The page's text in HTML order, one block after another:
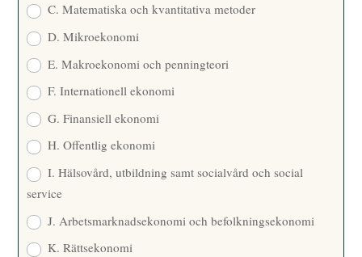
C. Matematiska och kvantitativa metoder
D. Mikroekonomi
E. Makroekonomi och penningteori
F. Internationell ekonomi
G. Finansiell ekonomi
H. Offentlig ekonomi
I. Hälsovård, utbildning samt socialvård och social
service
J. Arbetsmarknadsekonomi och befolkningsekonomi
K. Rättsekonomi